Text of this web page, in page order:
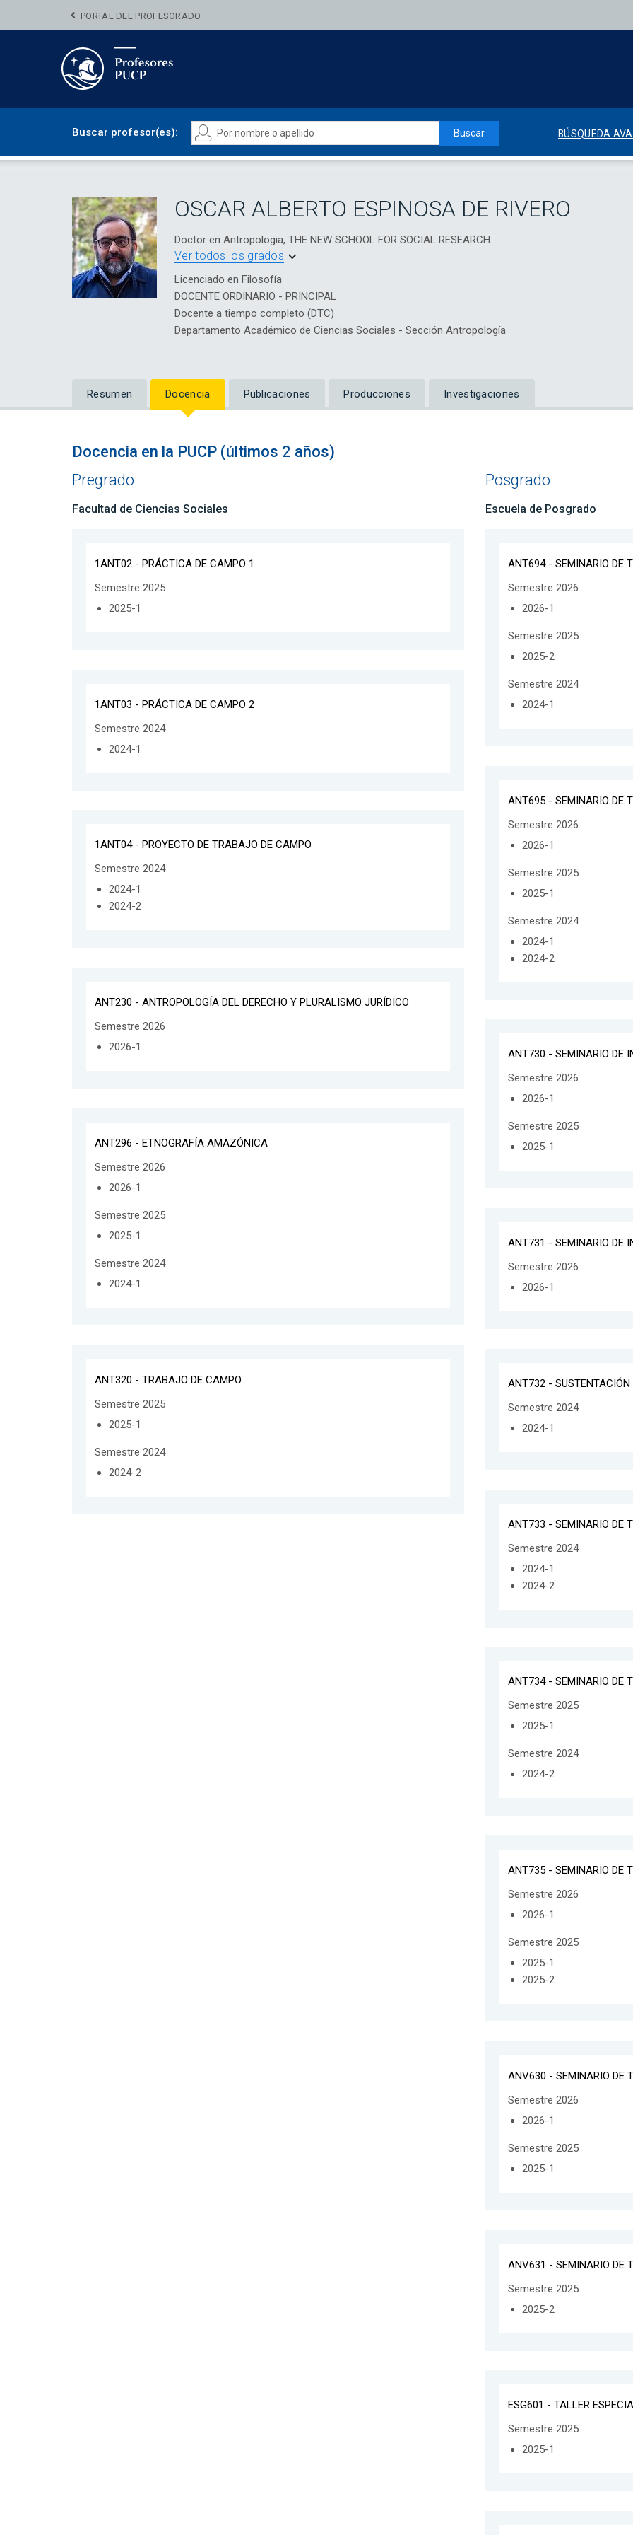
PORTAL DEL PROFESORADO
Buscar profesor(es): Buscar BÚSQUEDA
OSCAR ALBERTO ESPINOSA DE RIVERO
Doctor en Antropologia, THE NEW SCHOOL FOR SOCIAL RESEARCH
Ver todos los grados
Licenciado en Filosofía
DOCENTE ORDINARIO - PRINCIPAL
Docente a tiempo completo (DTC)
Departamento Académico de Ciencias Sociales - Sección Antropología
Resumen Docencia Publicaciones Producciones Investigaciones
Docencia en la PUCP (últimos 2 años)
Pregrado
Facultad de Ciencias Sociales
1ANT02 - PRÁCTICA DE CAMPO 1
Semestre 2025
2025-1
1ANT03 - PRÁCTICA DE CAMPO 2
Semestre 2024
2024-1
1ANT04 - PROYECTO DE TRABAJO DE CAMPO
Semestre 2024
2024-1
2024-2
ANT230 - ANTROPOLOGÍA DEL DERECHO Y PLURALISMO JURÍDICO
Semestre 2026
2026-1
ANT296 - ETNOGRAFÍA AMAZÓNICA
Semestre 2026
2026-1
Semestre 2025
2025-1
Semestre 2024
2024-1
ANT320 - TRABAJO DE CAMPO
Semestre 2025
2025-1
Semestre 2024
2024-2
Posgrado
Escuela de Posgrado
ANT694 - SEMINARIO DE
Semestre 2026
2026-1
Semestre 2025
2025-2
Semestre 2024
2024-1
ANT695 - SEMINARIO DE
Semestre 2026
2026-1
Semestre 2025
2025-1
Semestre 2024
2024-1
2024-2
ANT730 - SEMINARIO DE
Semestre 2026
2026-1
Semestre 2025
2025-1
ANT731 - SEMINARIO DE
Semestre 2026
2026-1
ANT732 - SUSTENTACIÓN
Semestre 2024
2024-1
ANT733 - SEMINARIO DE
Semestre 2024
2024-1
2024-2
ANT734 - SEMINARIO DE
Semestre 2025
2025-1
Semestre 2024
2024-2
ANT735 - SEMINARIO DE
Semestre 2026
2026-1
Semestre 2025
2025-1
2025-2
ANV630 - SEMINARIO DE
Semestre 2026
2026-1
Semestre 2025
2025-1
ANV631 - SEMINARIO DE
Semestre 2025
2025-2
ESG601 - TALLER
Semestre 2025
2025-1